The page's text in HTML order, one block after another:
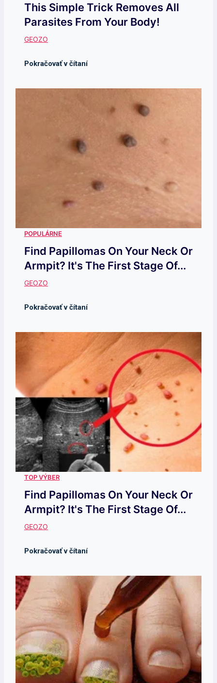
This Simple Trick Removes All
Parasites From Your Body!
Find Papillomas On Your Neck Or
Armpit? It's The First Stage Of...
Find Papillomas On Your Neck Or
Armpit? It's The First Stage Of...